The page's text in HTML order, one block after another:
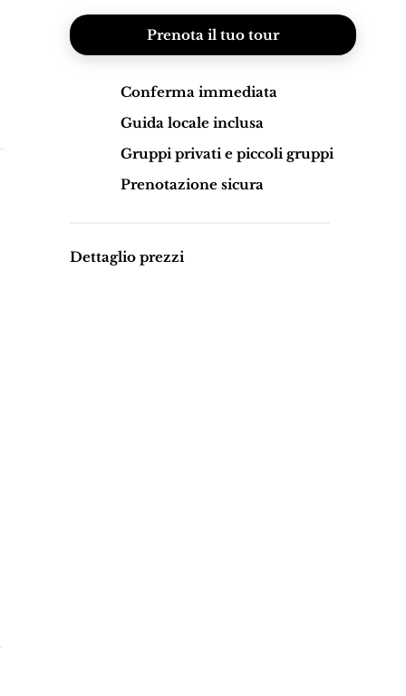
Prenota il tuo tour
Conferma immediata
Guida locale inclusa
Gruppi privati e piccoli gruppi
Prenotazione sicura
Dettaglio prezzi